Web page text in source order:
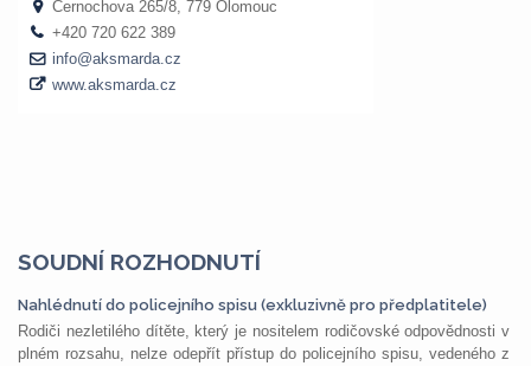
SOUDNÍ ROZHODNUTÍ
Nahlédnutí do policejního spisu (exkluzivně pro předplatitele)
Rodiči nezletilého dítěte, který je nositelem rodičovské odpovědnosti v
plném rozsahu, nelze odepřít přístup do policejního spisu, vedeného z